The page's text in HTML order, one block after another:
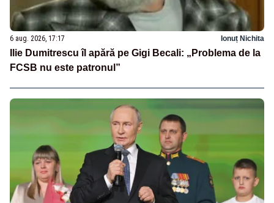
6 aug. 2026, 17:17 Ionuț Nichita
Ilie Dumitrescu îl apără pe Gigi Becali: „Problema de la
FCSB nu este patronul”